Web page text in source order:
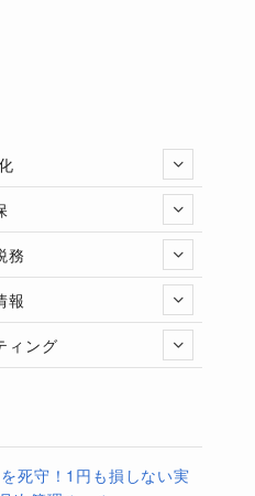
務
報
ィング
死守！1円も損しない実